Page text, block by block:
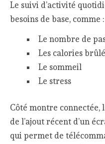
Le suivi d’activité
besoins de base, comme :
Le nombre de
Les calories
Le sommeil
Le stress
Côté montre connectée,
de l’ajout récent d’un
qui permet de